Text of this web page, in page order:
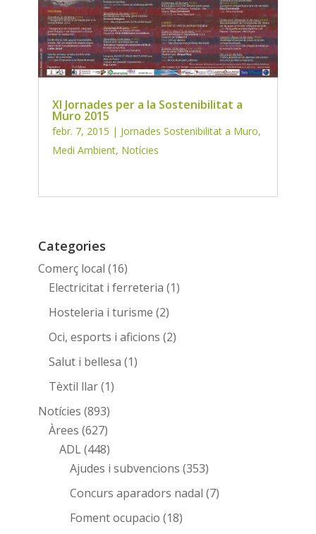
XI Jornades per a la Sostenibilitat a
Muro 2015
febr. 7, 2015 | Jornades Sostenibilitat a Muro,
Medi Ambient, Notícies
Categories
Comerç local (16)
Electricitat i ferreteria (1)
Hosteleria i turisme (2)
Oci, esports i aficions (2)
Salut i bellesa (1)
Tèxtil llar(1)
Notícies (893)
Àrees (627)
ADL(448)
Ajudes i subvencions (353)
Concurs aparadors nadal (7)
Foment ocupacio (18)